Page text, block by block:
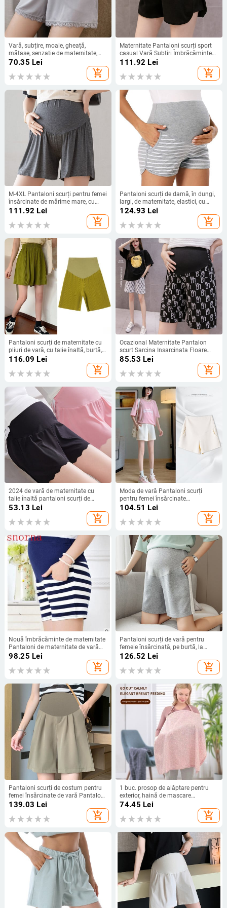
Vară, subțire, moale, gheață,
mătase, senzație de maternitate,
pantaloni scurți fierbinți, talie
elastică, burtă, picior lat, pantaloni
scurți largi, haine pentru femei
70.35 Lei
add_shopping_cart
Maternitate Pantaloni scurți sport
casual Vară Subțiri Îmbrăcăminte
exterioară Talie joasă picioare largi
Femei însărcinate Pantaloni burtă
Pantaloni largi Comerț cu ridicata
111.92 Lei
add_shopping_cart
M-4XL Pantaloni scurți pentru femei
însărcinate de mărime mare, cu
picioare largi, pantaloni scurți de
maternitate, de culoare uni, decupat
cizme de sarcină
111.92 Lei
add_shopping_cart
Pantaloni scurți de damă, în dungi,
largi, de maternitate, elastici, cu
talie înaltă, pantaloni de sarcină,
pantaloni largi, pantaloni scurți de
plajă de vară
124.93 Lei
add_shopping_cart
Pantaloni scurți de maternitate cu
pliuri de vară, cu talie înaltă, burtă,
picior lat, largi, haine pentru femeile
însărcinate, îmbrăcăminte pentru
somn, acasă
116.09 Lei
add_shopping_cart
Ocazional Maternitate Pantalon
scurt Sarcina Insarcinata Floare
Vara Burta Denim Looe
85.53 Lei
add_shopping_cart
2024 de vară de maternitate cu
talie înaltă pantaloni scurți de
siguranță largi pentru femei
însărcinate Slip de maternitate
ajustabil pantaloni de lenjerie de
53.13 Lei
add_shopping_cart
Moda de vară Pantaloni scurți
pentru femei însărcinate
Îmbrăcăminte exterioară subțire
Pantaloni pentru abdomen din
bumbac cu buzunare Pantaloni
solidă
104.51 Lei
add_shopping_cart
Nouă îmbrăcăminte de maternitate
Pantaloni de maternitate de vară
Pantaloni scurți de maternitate de
modă Pantaloni de burtă pentru
femeie însărcinată Pantaloni scurți
98.25 Lei
add_shopping_cart
Pantaloni scurți de vară pentru
femeie însărcinată, pe burtă, la
modă, în dungi laterale, patchwork,
pantaloni de maternitate, din
bumbac, cu talie înaltă, pantaloni
126.52 Lei
add_shopping_cart
Pantaloni scurți de costum pentru
femei însărcinate de vară Pantaloni
la modă cu talie înaltă Pantaloni de
jumătate de lungime Pantaloni
scurți de maternitate cu picioare
139.03 Lei
add_shopping_cart
1 buc. prosop de alăptare pentru
exterior, haină de mascare
antiluminoasă, acoperire
respirabilă și subțire vara
74.45 Lei
add_shopping_cart